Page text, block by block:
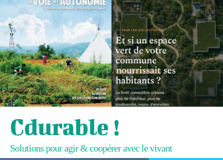
Cdurable !
Solutions pour agir & coopérer avec le vivant